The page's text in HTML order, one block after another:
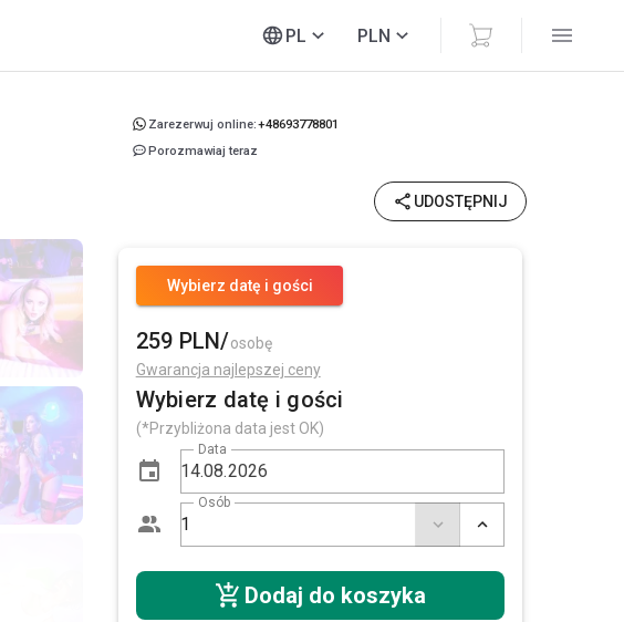
PL PLN
Zarezerwuj online:+48693778801
Porozmawiaj teraz
UDOSTĘPNIJ
Wybierz datę i gości
259 PLN/osobę
Gwarancja najlepszej ceny
Wybierz datę i gości
(*Przybliżona data jest OK)
Data
Osób
Dodaj do koszyka